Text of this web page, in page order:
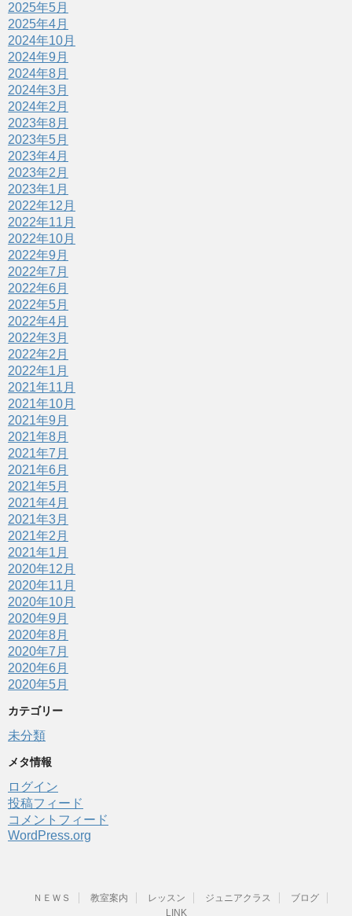
2025年5月
2025年4月
2024年10月
2024年9月
2024年8月
2024年3月
2024年2月
2023年8月
2023年5月
2023年4月
2023年2月
2023年1月
2022年12月
2022年11月
2022年10月
2022年9月
2022年7月
2022年6月
2022年5月
2022年4月
2022年3月
2022年2月
2022年1月
2021年11月
2021年10月
2021年9月
2021年8月
2021年7月
2021年6月
2021年5月
2021年4月
2021年3月
2021年2月
2021年1月
2020年12月
2020年11月
2020年10月
2020年9月
2020年8月
2020年7月
2020年6月
2020年5月
カテゴリー
未分類
メタ情報
ログイン
投稿フィード
コメントフィード
WordPress.org
ＮＥＷＳ 教室案内 レッスン ジュニアクラス
ブログ
LINK